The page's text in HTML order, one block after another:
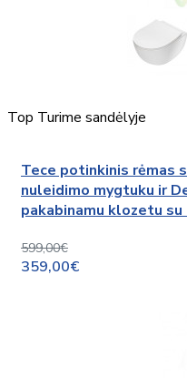
Top Turime sandėlyje
Tece potinkinis rėmas su
nuleidimo mygtuku ir Deante Peonia rimless
pakabinamu klozetu
599,00€
359,00€